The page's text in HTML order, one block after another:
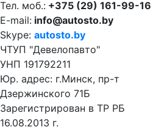
Тел. моб.: +375 (29) 161-99-16
E-mail: info@autosto.by
Skype: autosto.by
ЧТУП "Девелопавто"
УНП 191792211
Юр. адрес: г.Минск, пр-т
Дзержинского 71Б
Зарегистрирован в ТР РБ
16.08.2013 г.